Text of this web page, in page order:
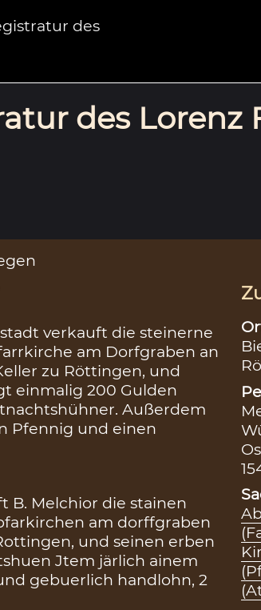
des
des Lorenz
verkauft die steinerne
am Dorfgraben an
zu Röttingen, und
einmalig 200 Gulden
Außerdem
Pfennig und einen
B. Melchior die stainen
am dorffgraben
und seinen erben
Jtem järlich ainem
gebuerlich handlohn, 2